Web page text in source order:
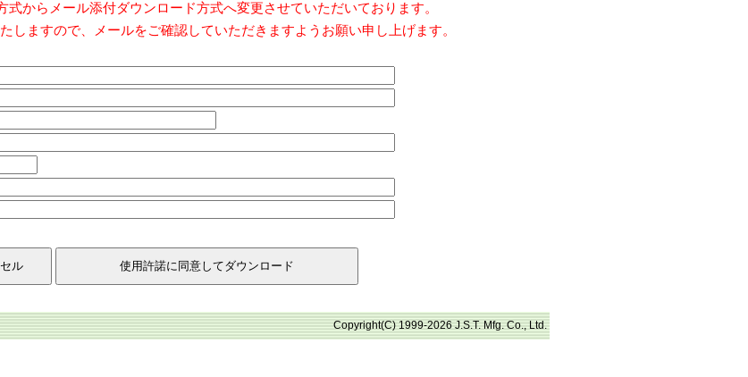
式からメール添付ダウンロード方式へ変更させていただいております。
しますので、メールをご確認していただきますようお願い申し上げます。
Copyright(C) 1999-2026 J.S.T. Mfg. Co., Ltd.